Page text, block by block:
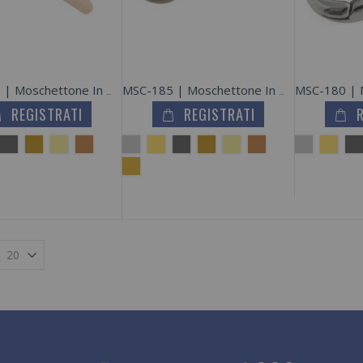
MSC-190 | Moschettone In Metallo Zama
REGISTRATI
MSC-185 | Moschettone In Metallo Zama
REGISTRATI